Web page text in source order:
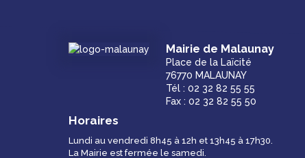
Mairie de Malaunay
Place de la Laïcité
76770 MALAUNAY
Tél : 02 32 82 55 55
Fax : 02 32 82 55 50
Horaires
Lundi au vendredi 8h45 à 12h et 13h45 à 17h30.
La Mairie est fermée le samedi.